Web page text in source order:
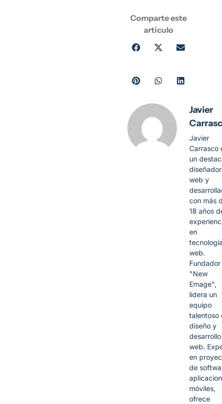
Comparte este
artículo
Javier
Javier
Carrasco
un
diseñador
web y
con más
18 años
en
web.
"New
Emage",
lidera un
equipo
talentoso
diseño y
desarrollo
web.
en
de
móviles,
ofrece